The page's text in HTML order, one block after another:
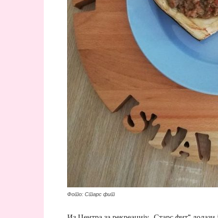
Фото: Старс фит